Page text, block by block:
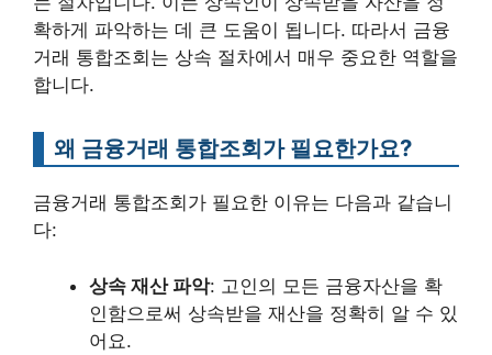
확하게 파악하는 데 큰 도움이 됩니다. 따라서 금융
거래 통합조회는 상속 절차에서 매우 중요한 역할을
합니다.
왜 금융거래 통합조회가 필요한가요?
금융거래 통합조회가 필요한 이유는 다음과 같습니
다:
상속 재산 파악: 고인의 모든 금융자산을 확
인함으로써 상속받을 재산을 정확히 알 수 있
어요.